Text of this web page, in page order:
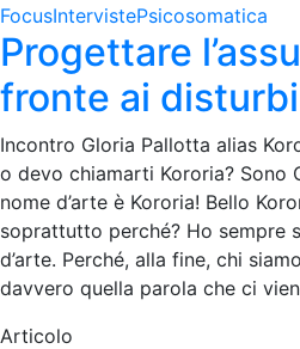
FocusIntervistePsicosomatica
Progettare
fronte ai
Incontro Gloria Pallotta alias
o devo chiamarti Kororia? Sono
nome d’arte è Kororia! Bello
soprattutto perché? Ho sempre
d’arte. Perché, alla fine, chi
davvero quella parola che ci
Articolo